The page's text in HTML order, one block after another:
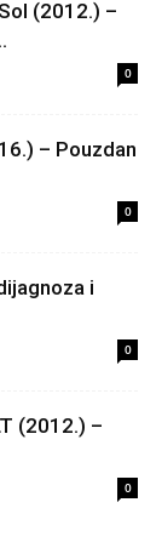
(2012.) –
0
– Pouzdan
0
i
0
(2012.) –
0